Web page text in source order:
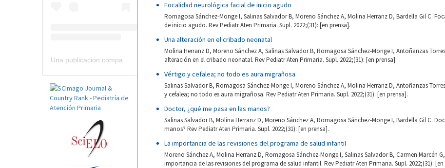
Focalidad neurológica facial de inicio agudo
Romagosa Sánchez-Monge I, Salinas Salvador B, Moreno Sánchez A, Molina Herranz D, Bardella Gil C.
de inicio agudo. Rev Pediatr Aten Primaria. Supl. 2022;(31): [en prensa].
Una alteración en el cribado neonatal
Molina Herranz D, Moreno Sánchez A, Salinas Salvador B, Romagosa Sánchez-Monge I, Antoñanzas
alteración en el cribado neonatal. Rev Pediatr Aten Primaria. Supl. 2022;(31): [en prensa].
Vértigo y cefalea; no todo es aura migrañosa
Salinas Salvador B, Romagosa Sánchez-Monge I, Moreno Sánchez A, Molina Herranz D, Antoñanzas
y cefalea; no todo es aura migrañosa. Rev Pediatr Aten Primaria. Supl. 2022;(31): [en prensa].
Doctor, ¿qué me pasa en las manos?
Salinas Salvador B, Molina Herranz D, Moreno Sánchez A, Romagosa Sánchez-Monge I, Bardella Gil C.
manos? Rev Pediatr Aten Primaria. Supl. 2022;(31): [en prensa].
La importancia de las revisiones del programa de salud infantil
Moreno Sánchez A, Molina Herranz D, Romagosa Sánchez-Monge I, Salinas Salvador B, Carmen Marcén
importancia de las revisiones del programa de salud infantil. Rev Pediatr Aten Primaria. Supl. 2022;(31): [en